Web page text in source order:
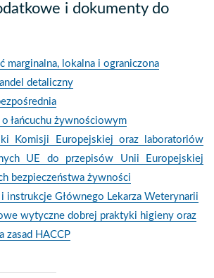
i dokumenty do
marginalna, lokalna i ograniczona
detaliczny
o łańcuchu żywnościowym
Komisji Europejskiej oraz laboratoriów
UE do przepisów Unii Europejskiej
bezpieczeństwa żywności
instrukcje Głównego Lekarza Weterynarii
wytyczne dobrej praktyki higieny oraz
zasad HACCP